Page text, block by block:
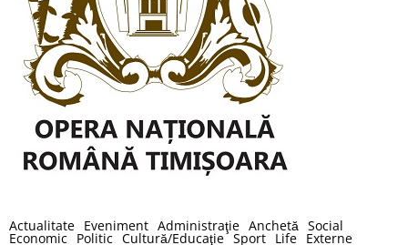
Actualitate Eveniment Administraţie Anchetă Social
Economic Politic Cultură/Educaţie Sport Life Externe